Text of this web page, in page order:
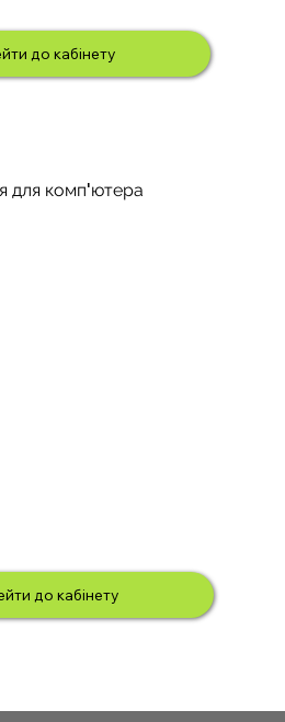
до кабінету
для комп'ютера
до кабінету